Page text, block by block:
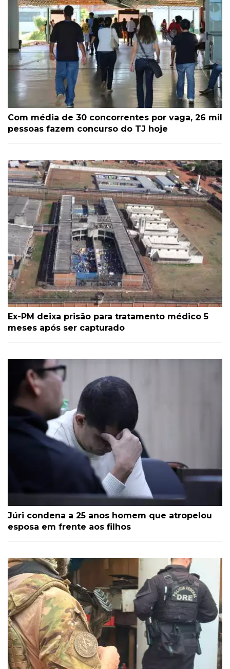
Com média de 30 concorrentes por vaga, 26 mil
pessoas fazem concurso do TJ hoje
Ex-PM deixa prisão para tratamento médico 5
meses após ser capturado
Júri condena a 25 anos homem que atropelou
esposa em frente aos filhos